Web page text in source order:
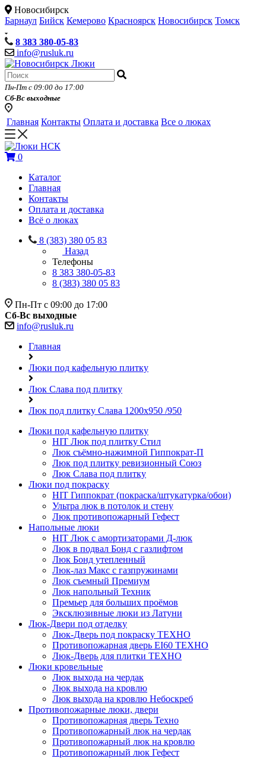
Новосибирск
Барнаул Бийск Кемерово Красноярск Новосибирск Томск
8 383 380-05-83
info@rusluk.ru
Пн-Пт с 09:00 до 17:00
Сб-Вс выходные
Главная Контакты Оплата и доставка Все о люках
0
Каталог
Главная
Контакты
Оплата и доставка
Всё о люках
8 (383) 380 05 83
Назад
Телефоны
8 383 380-05-83
8 (383) 380 05 83
Пн-Пт с 09:00 до 17:00
Сб-Вс выходные
info@rusluk.ru
Главная
Люки под кафельную плитку
Люк Слава под плитку
Люк под плитку Слава 1200х950 /950
Люки под кафельную плитку
HIT Люк под плитку Стил
Люк съёмно-нажимной Гиппократ-П
Люк под плитку ревизионный Союз
Люк Слава под плитку
Люки под покраску
HIT Гиппократ (покраска/штукатурка/обои)
Ультра люк в потолок и стену
Люк противопожарный Гефест
Напольные люки
HIT Люк с амортизаторами Д-люк
Люк в подвал Бонд c газлифтом
Люк Бонд утепленный
Люк-лаз Макс с газпружинами
Люк съемный Премиум
Люк напольный Техник
Премьер для больших проёмов
Эксклюзивные люки из Латуни
Люк-Двери под отделку
Люк-Дверь под покраску ТЕХНО
Противопожарная дверь EI60 ТЕХНО
Люк-Дверь для плитки ТЕХНО
Люки кровельные
Люк выхода на чердак
Люк выхода на кровлю
Люк выхода на кровлю Небоскреб
Противопожарные люки, двери
Противопожарная дверь Техно
Противопожарный люк на чердак
Противопожарный люк на кровлю
Противопожарный люк Гефест